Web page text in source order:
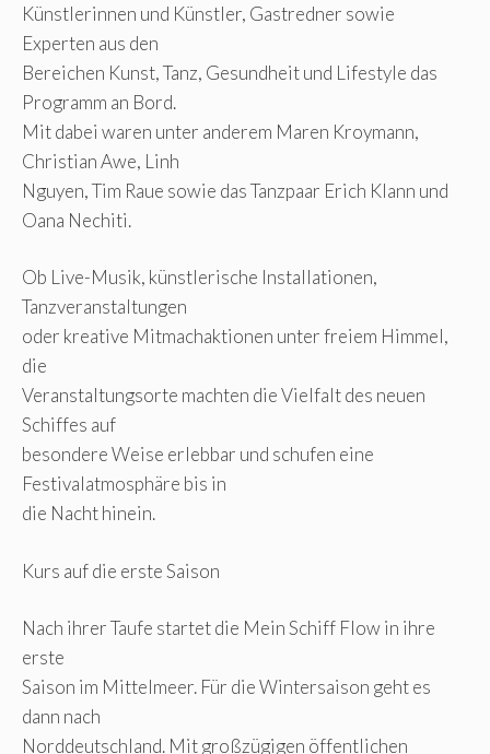
Künstlerinnen und Künstler, Gastredner sowie
Experten aus den
Bereichen Kunst, Tanz, Gesundheit und Lifestyle das
Programm an Bord.
Mit dabei waren unter anderem Maren Kroymann,
Christian Awe, Linh
Nguyen, Tim Raue sowie das Tanzpaar Erich Klann und
Oana Nechiti.
Ob Live-Musik, künstlerische Installationen,
Tanzveranstaltungen
oder kreative Mitmachaktionen unter freiem Himmel,
die
Veranstaltungsorte machten die Vielfalt des neuen
Schiffes auf
besondere Weise erlebbar und schufen eine
Festivalatmosphäre bis in
die Nacht hinein.
Kurs auf die erste Saison
Nach ihrer Taufe startet die Mein Schiff Flow in ihre
erste
Saison im Mittelmeer. Für die Wintersaison geht es
dann nach
Norddeutschland. Mit großzügigen öffentlichen